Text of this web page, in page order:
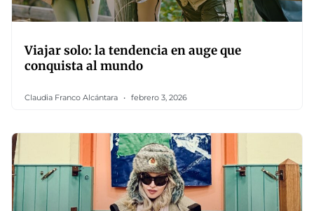
Viajar solo: la tendencia en auge que
conquista al mundo
Claudia Franco Alcántara febrero 3, 2026